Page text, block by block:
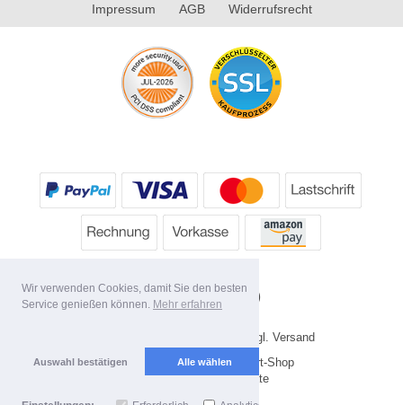
Wir verwenden Cookies, damit Sie den besten
Service genießen können. Mehr erfahren
Auswahl bestätigen Alle wählen
Impressum AGB Widerrufsrecht
* Alle Preise inkl. MwSt. evtl. zzgl. Versand
Copyright 2026 by HP's Sport-Shop
Mobile Shop by Shopgate